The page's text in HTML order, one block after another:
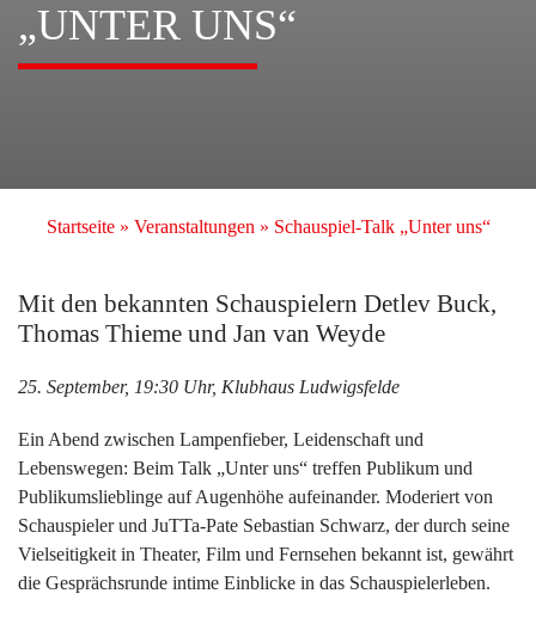
„UNTER UNS“
Startseite» Veranstaltungen » Schauspiel-Talk „Unter uns“
Mit den bekannten Schauspielern Detlev Buck,
Thomas Thieme und Jan van Weyde
25. September, 19:30 Uhr, Klubhaus Ludwigsfelde
Ein Abend zwischen Lampenfieber, Leidenschaft und
Lebenswegen: Beim Talk „Unter uns“ treffen Publikum und
Publikumslieblinge auf Augenhöhe aufeinander. Moderiert von
Schauspieler und JuTTa-Pate Sebastian Schwarz, der durch seine
Vielseitigkeit in Theater, Film und Fernsehen bekannt ist, gewährt
die Gesprächsrunde intime Einblicke in das Schauspielerleben.